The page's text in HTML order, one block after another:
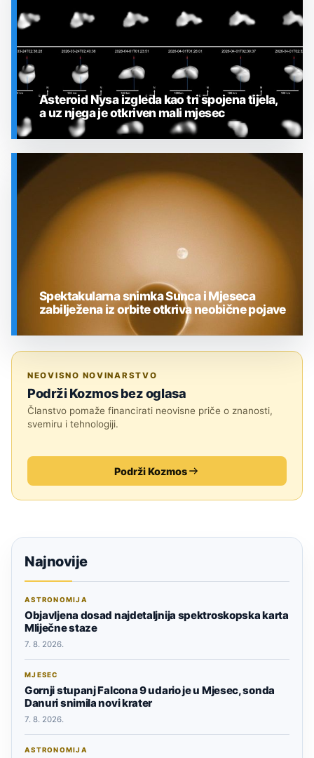
Asteroid Nysa izgleda kao tri spojena tijela,
a uz njega je otkriven mali mjesec
Spektakularna snimka Sunca i Mjeseca
zabilježena iz orbite otkriva neobične pojave
NEOVISNO NOVINARSTVO
Podrži Kozmos bez oglasa
Članstvo pomaže financirati neovisne priče o znanosti,
svemiru i tehnologiji.
Podrži Kozmos
Najnovije
ASTRONOMIJA
Objavljena dosad najdetaljnija spektroskopska karta
Mliječne staze
7. 8. 2026.
MJESEC
Gornji stupanj Falcona 9 udario je u Mjesec, sonda
Danuri snimila novi krater
7. 8. 2026.
ASTRONOMIJA